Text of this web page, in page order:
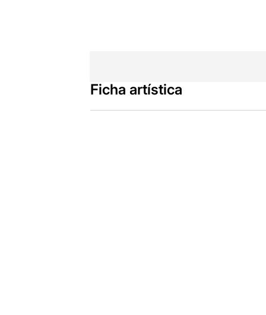
Ficha artística